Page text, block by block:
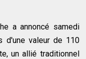
a annoncé samedi
d'une valeur de 110
un allié traditionnel